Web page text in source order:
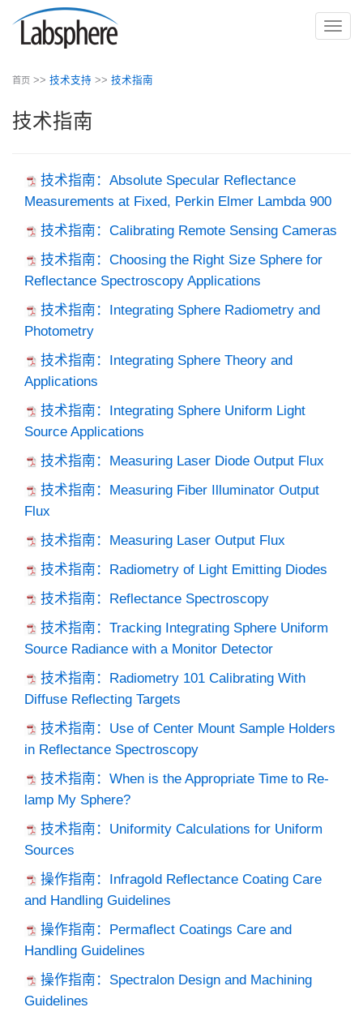
切
首页 >> 技术支持 >> 技术指南
技术指南
技术指南：Absolute Specular Reflectance
Measurements at Fixed, Perkin Elmer Lambda 900
技术指南：Calibrating Remote Sensing Cameras
技术指南：Choosing the Right Size Sphere for
Reflectance Spectroscopy Applications
技术指南：Integrating Sphere Radiometry and
Photometry
技术指南：Integrating Sphere Theory and
Applications
技术指南：Integrating Sphere Uniform Light
Source Applications
技术指南：Measuring Laser Diode Output Flux
技术指南：Measuring Fiber Illuminator Output
Flux
技术指南：Measuring Laser Output Flux
技术指南：Radiometry of Light Emitting Diodes
技术指南：Reflectance Spectroscopy
技术指南：Tracking Integrating Sphere Uniform
Source Radiance with a Monitor Detector
技术指南：Radiometry 101 Calibrating With
Diffuse Reflecting Targets
技术指南：Use of Center Mount Sample Holders
in Reflectance Spectroscopy
技术指南：When is the Appropriate Time to Re-
lamp My Sphere?
技术指南：Uniformity Calculations for Uniform
Sources
操作指南：Infragold Reflectance Coating Care
and Handling Guidelines
操作指南：Permaflect Coatings Care and
Handling Guidelines
操作指南：Spectralon Design and Machining
Guidelines